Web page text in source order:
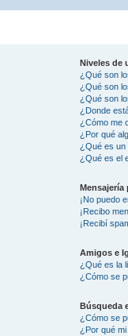
Niveles de
¿Qué son
¿Qué son
¿Qué son
¿Donde
¿Cómo me
¿Por qué
¿Qué es un
¿Qué es el
Mensajería
¡No puedo
¡Recibo
¡Recibí
Amigos e
¿Qué es la
¿Cómo se
Búsqueda
¿Cómo se
¿Por qué